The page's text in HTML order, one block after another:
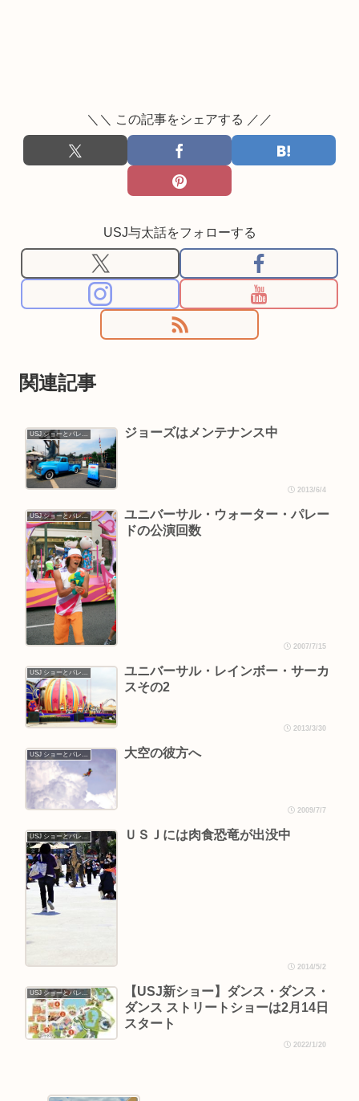
＼＼ この記事をシェアする ／／
USJ与太話をフォローする
関連記事
ジョーズはメンテナンス中
2013/6/4
USJ ショーとパレード
ユニバーサル・ウォーター・パレー
ドの公演回数
2007/7/15
ユニバーサル・レインボー・サーカ
スその2
2013/3/30
大空の彼方へ
2009/7/7
ＵＳＪには肉食恐竜が出没中
2014/5/2
USJ ショーとパレード
【USJ新ショー】ダンス・ダンス・
ダンス ストリートショーは2月14日
スタート
2022/1/20